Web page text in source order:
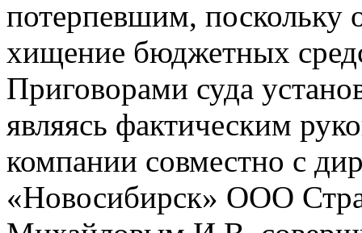
потерпевшим,
хищение бюджетных
Приговорами суда
являясь фактическим
компании совместно с
«Новосибирск» ООО